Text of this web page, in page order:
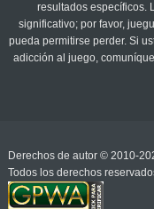
resultados específicos.
significativo; por favor,
pueda permitirse perder. Si
adicción al juego,
Derechos de autor © 2010-
Todos los derechos